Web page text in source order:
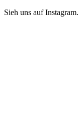
Zum
Sieh uns auf Instagram.